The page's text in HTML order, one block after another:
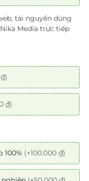
tài nguyên dùng
Media trực tiếp
₫)
100% (+100.000 ₫)